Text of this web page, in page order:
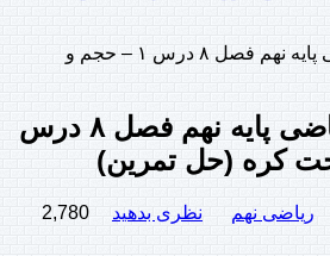
فیلم آموزشی ریاضی پایه نهم فصل ۸ درس ۱ – حجم و
فیلم آموزشی ریاضی پایه نهم فصل ۸ درس
ریاضی نهم نظری بدهید
2,780